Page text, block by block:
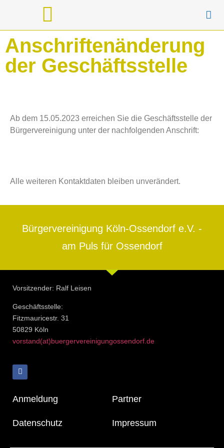
Anschriftenänderung
der Geschäftsstelle
Ab dem 15.05.2023 erreichen Sie die Geschäftsstelle der
Bürgervereinigung unter der nachfolgenden Anschrift:
Alle weiteren Kontaktdaten bleiben unverändert.
Bürgervereinigung Köln-Ossendorf e.V. -
am Puls für Ossendorf
Vorsitzender: Ralf Leisen
Geschäftsstelle:
Fitzmauricestr. 31
50829 Köln
vorstand(at)buergervereinigungossendorf.de
Anmeldung Partner
Datenschutz Impressum